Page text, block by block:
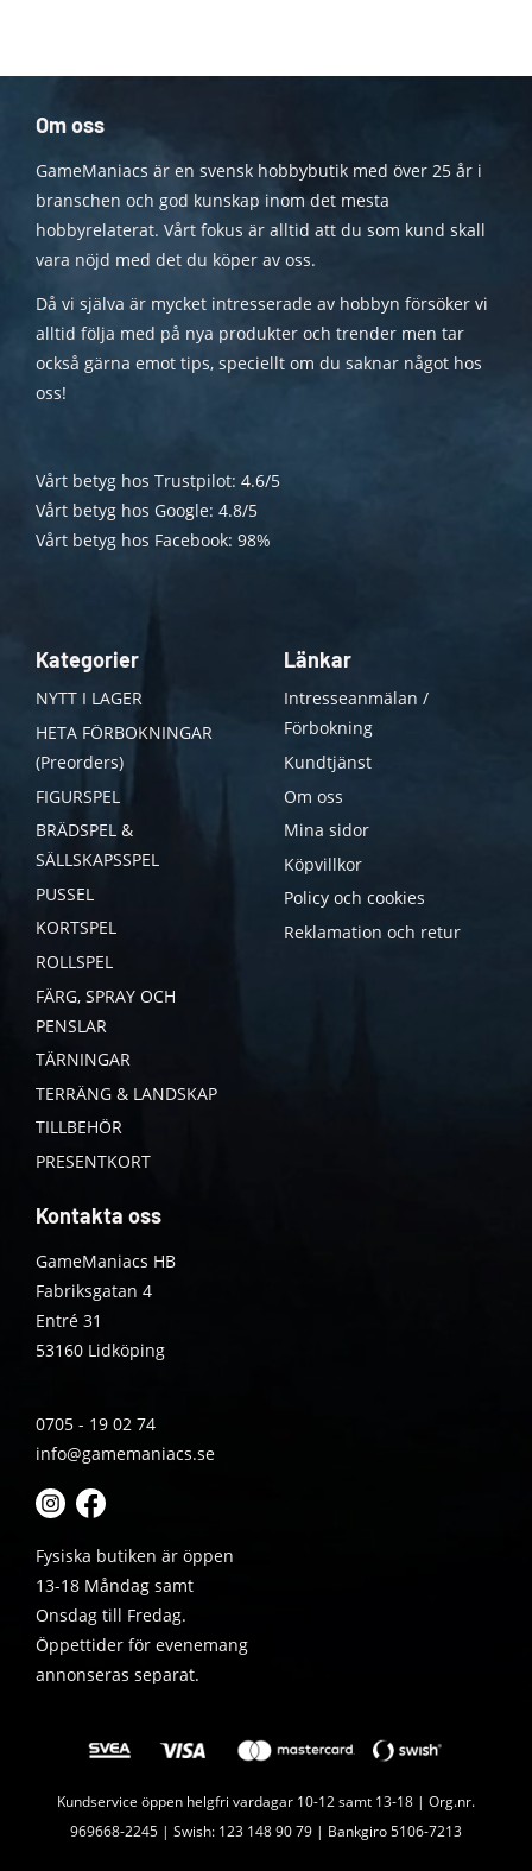
Om oss
GameManiacs är en svensk hobbybutik med över 25 år i
branschen och god kunskap inom det mesta
hobbyrelaterat. Vårt fokus är alltid att du som kund skall
vara nöjd med det du köper av oss.
Då vi själva är mycket intresserade av hobbyn försöker vi
alltid följa med på nya produkter och trender men tar
också gärna emot tips, speciellt om du saknar något hos
oss!
Vårt betyg hos Trustpilot: 4.6/5
Vårt betyg hos Google: 4.8/5
Vårt betyg hos Facebook: 98%
Kategorier
NYTT I LAGER
HETA FÖRBOKNINGAR
(Preorders)
FIGURSPEL
BRÄDSPEL &
SÄLLSKAPSSPEL
PUSSEL
KORTSPEL
ROLLSPEL
FÄRG, SPRAY OCH
PENSLAR
TÄRNINGAR
TERRÄNG & LANDSKAP
TILLBEHÖR
PRESENTKORT
Länkar
Intresseanmälan /
Förbokning
Kundtjänst
Om oss
Mina sidor
Köpvillkor
Policy och cookies
Reklamation och retur
Kontakta oss
GameManiacs HB
Fabriksgatan 4
Entré 31
53160 Lidköping
0705 - 19 02 74
info@gamemaniacs.se
Fysiska butiken är öppen
13-18 Måndag samt
Onsdag till Fredag.
Öppettider för evenemang
annonseras separat.
Kundservice öppen helgfri vardagar 10-12 samt 13-18 | Org.nr.
969668-2245 | Swish: 123 148 90 79 | Bankgiro 5106-7213